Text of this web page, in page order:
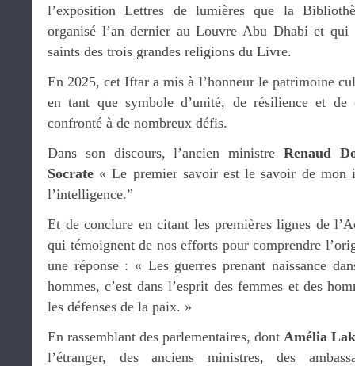
l’exposition Lettres de lumières que la
organisé l’an dernier au Louvre Abu Dhabi et
saints des trois grandes religions du Livre.
En 2025, cet Iftar a mis à l’honneur le patrimoine
en tant que symbole d’unité, de résilience et de
confronté à de nombreux défis.
Dans son discours, l’ancien ministre Renaud
Socrate « Le premier savoir est le savoir de mon
l’intelligence.”
Et de conclure en citant les premières lignes de
qui témoignent de nos efforts pour comprendre
une réponse : « Les guerres prenant naissance
hommes, c’est dans l’esprit des femmes et des
les défenses de la paix. »
En rassemblant des parlementaires, dont Amélia
l’étranger, des anciens ministres, des